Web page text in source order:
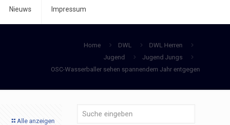
Nieuws Impressum
Home DWL
DWL Herren
Jugend
Jugend Jungs
OSC-Wasserballer sehen spannendem Jahr entgegen
Alle anzeigen